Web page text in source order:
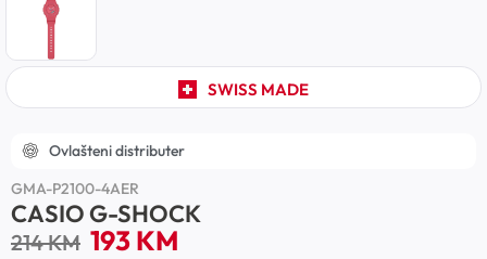
SWISS MADE
Ovlašteni distributer
GMA-P2100-4AER
CASIO G-SHOCK
214KM 193KM